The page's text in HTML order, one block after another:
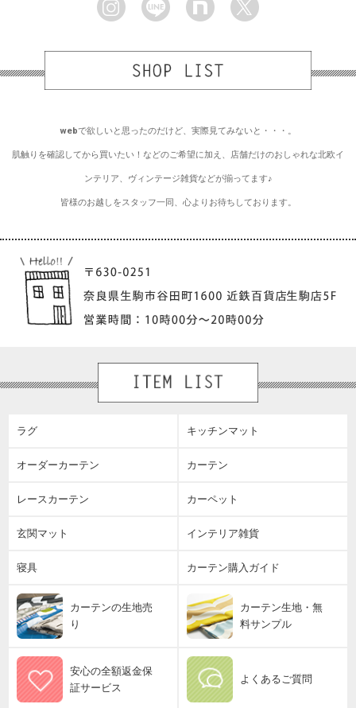
webで欲しいと思ったのだけど、実際見てみないと・・・。
肌触りを確認してから買いたい！などのご希望に加え、店舗だけのおしゃれな北欧イ
ンテリア、ヴィンテージ雑貨などが揃ってます♪
皆様のお越しをスタッフ一同、心よりお待ちしております。
ラグ キッチンマット
オーダーカーテン カーテン
レースカーテン カーペット
玄関マット インテリア雑貨
寝具 カーテン購入ガイド
カーテンの生地売
り
カーテン生地・無
料サンプル
安心の全額返金保
証サービス
よくあるご質問